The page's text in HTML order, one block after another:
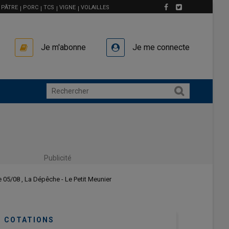
PÂTRE PORC TCS VIGNE VOLAILLES
Je m'abonne Je me connecte
Publicité
08 , La Dépêche - Le Petit Meunier
COTATIONS